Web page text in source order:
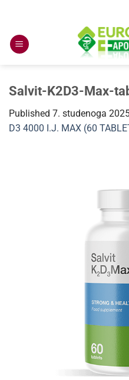
content
Salvit-K2D3-Max-
Published 7. studenoga
D3 4000 I.J. MAX (60